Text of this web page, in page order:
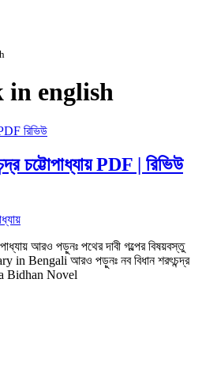
in english
চট্টোপাধ্যায় PDF | রিভিউ
আরও পড়ুনঃ পথের দাবী গল্পের বিষয়বস্তু
in Bengali আরও পড়ুনঃ নব বিধান শরৎচন্দ্র
Bidhan Novel